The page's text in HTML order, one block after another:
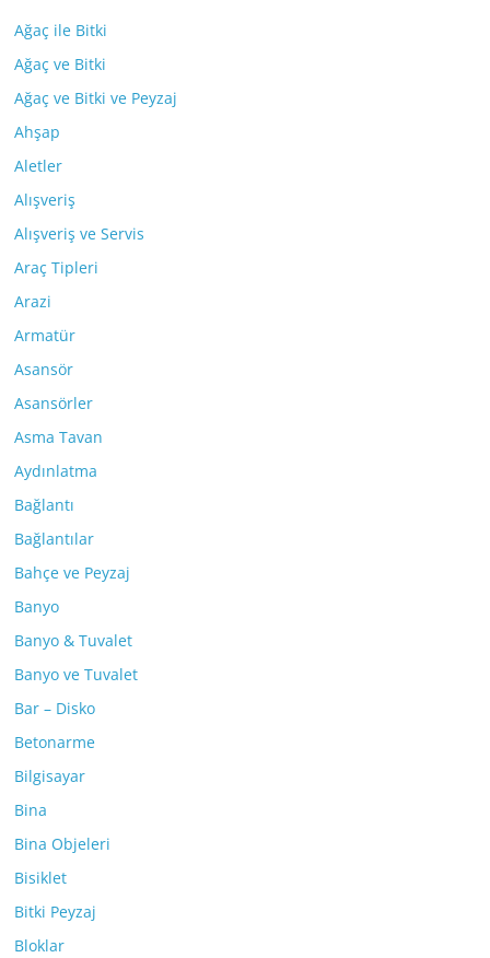
Ağaç ile Bitki
Ağaç ve Bitki
Ağaç ve Bitki ve Peyzaj
Ahşap
Aletler
Alışveriş
Alışveriş ve Servis
Araç Tipleri
Arazi
Armatür
Asansör
Asansörler
Asma Tavan
Aydınlatma
Bağlantı
Bağlantılar
Bahçe ve Peyzaj
Banyo
Banyo & Tuvalet
Banyo ve Tuvalet
Bar – Disko
Betonarme
Bilgisayar
Bina
Bina Objeleri
Bisiklet
Bitki Peyzaj
Bloklar